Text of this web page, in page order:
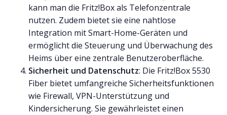
kann man die Fritz!Box als Telefonzentrale
nutzen. Zudem bietet sie eine nahtlose
Integration mit Smart-Home-Geräten und
ermöglicht die Steuerung und Überwachung des
Heims über eine zentrale Benutzeroberfläche.
Sicherheit und Datenschutz: Die Fritz!Box 5530
Fiber bietet umfangreiche Sicherheitsfunktionen
wie Firewall, VPN-Unterstützung und
Kindersicherung. Sie gewährleistet einen